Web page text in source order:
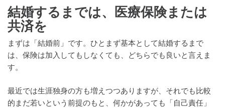
結婚するまでは、医療保険または
共済を
まずは「結婚前」です。ひとまず基本として結婚するまで
は、保険は加入してもしなくても、どちらでも良いと言えま
す。
最近では生涯独身の方も増えつつありますが、それでも比較
的まだ若いという前提のもと、何かがあっても「自己責任」